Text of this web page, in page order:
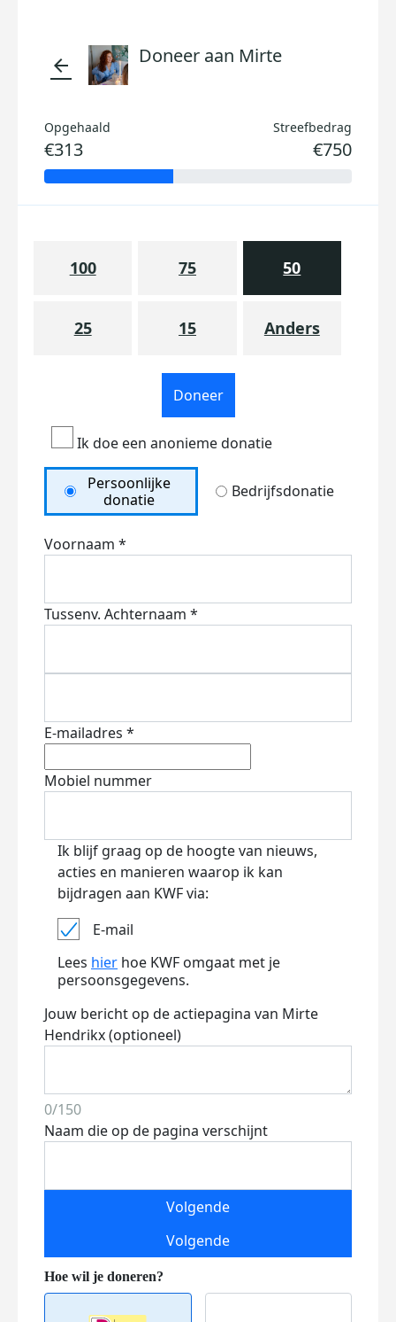
arrow_back Doneer aan Mirte
Opgehaald
€313
Streefbedrag
€750
100 75 50
25 15 Anders
Doneer
Ik doe een anonieme donatie
Persoonlijke
donatie
Bedrijfsdonatie
Voornaam *
Tussenv. Achternaam *
E-mailadres *
Mobiel nummer
Ik blijf graag op de hoogte van nieuws,
acties en manieren waarop ik kan
bijdragen aan KWF via:
E-mail
Lees hier hoe KWF omgaat met je
persoonsgegevens.
Jouw bericht op de actiepagina van Mirte
Hendrikx (optioneel)
0/150
Naam die op de pagina verschijnt
Volgende
Volgende